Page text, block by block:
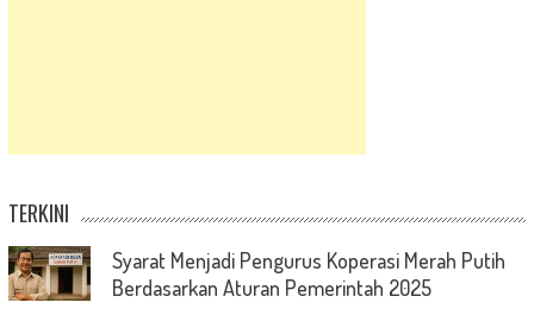
TERKINI
Syarat Menjadi Pengurus Koperasi Merah Putih
Berdasarkan Aturan Pemerintah 2025